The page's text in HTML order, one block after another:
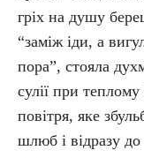
гріх на душу
“заміж іди, а
пора”, стояла
сулії при
повітря, яке
шлюб і відразу до